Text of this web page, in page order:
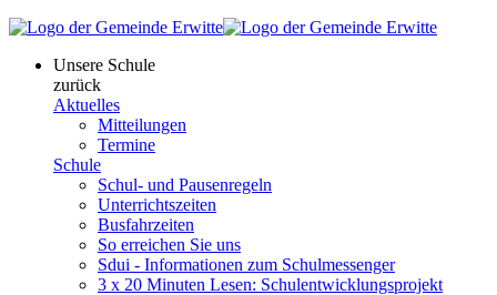
Unsere Schule
zurück
Aktuelles
Mitteilungen
Termine
Schule
Schul- und Pausenregeln
Unterrichtszeiten
Busfahrzeiten
So erreichen Sie uns
Sdui - Informationen zum Schulmessenger
3 x 20 Minuten Lesen: Schulentwicklungsprojekt